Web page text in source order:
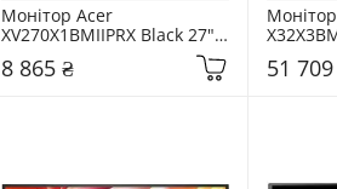
Монітор Acer
XV270X1BMIIPRX Black 27"
8 865 ₴ 51